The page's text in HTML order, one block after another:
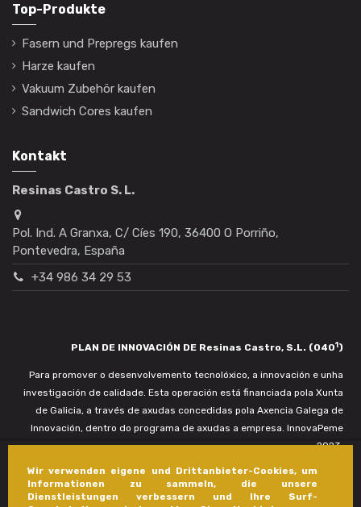
Wir verwenden eigene und Drittanbieter-Cookies, um
Informationen zu sammeln, die unsere
Dienstleistungen verbessern und Ihre Surf-
Top-Produkte
Fasern und Prepregs kaufen
Harze kaufen
Vakuum Zubehör kaufen
Sandwich Cores kaufen
Kontakt
Resinas Castro S. L.
Pol. Ind. A Granxa, C/ Cíes 190, 36400 O Porriño,
Pontevedra, España
+34 986 34 29 53
PLAN DE INNOVACIÓN DE Resinas Castro, S.L. (0401)
Para promover o desenvolvemento tecnolóxico, a innovación e unha
investigación de calidade. Esta operación está financiada pola Xunta
de Galicia, a través de axudas concedidas pola Axencia Galega de
Innovación, dentro do programa de axudas a empresa. InnovaPeme
2023.